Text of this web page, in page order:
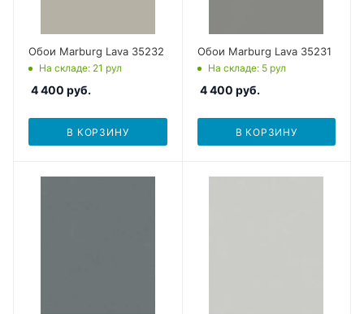
Обои Marburg Lava 35232
На складе: 21 рул
4 400 руб.
В КОРЗИНУ
Обои Marburg Lava 35231
На складе: 5 рул
4 400 руб.
В КОРЗИНУ